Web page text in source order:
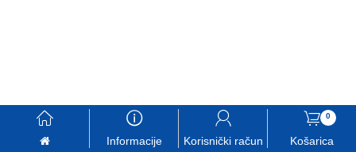
󰃱 󰈢
Informacije
󰃳
Korisnički račun
0
󰃦
Košarica